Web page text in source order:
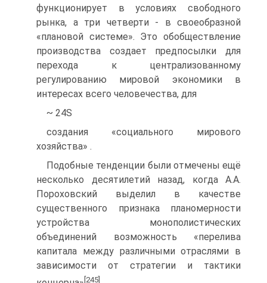
функционирует в условиях свободного
рынка, а три четверти - в своеобразной
«плановой системе». Это обобществление
производства создает предпосылки для
перехода к централизованному
регулированию мировой экономики в
интересах всего человечества, для
~ 24S
создания «социального мирового
хозяйства» .
Подобные тенденции были отмечены ещё
несколько десятилетий назад, когда А.А.
Пороховский выделил в качестве
существенного признака планомерности
устройства монополистических
объединений возможность «перелива
капитала между различными отраслями в
зависимости от стратегии и тактики
[245]